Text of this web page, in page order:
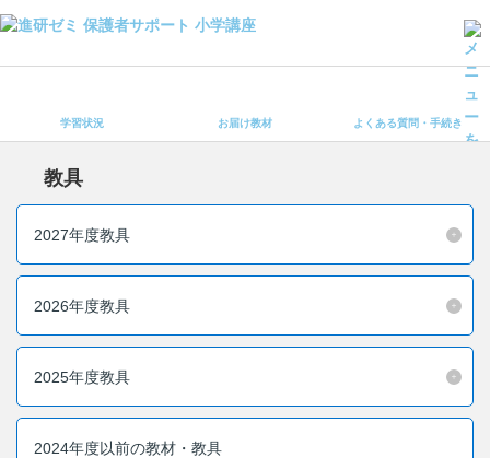
よくある質問・手続き
会員ページへログイン
よくある質問・お問い合わせ
お問い合わせ窓口
学習状況 お届け教材 よくある質問・手続き
教具
2027年度教具
2026年度教具
2025年度教具
2024年度以前の教材・教具